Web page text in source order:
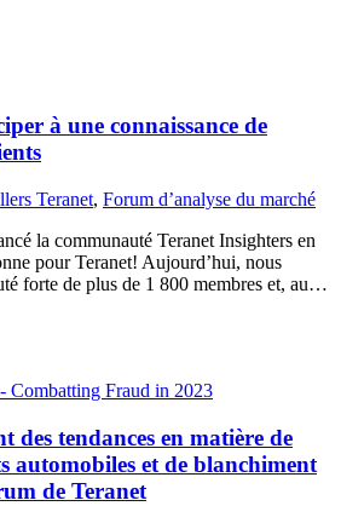
à une connaissance de
Teranet, Forum d’analyse du marché
la communauté Teranet Insighters en
pour Teranet! Aujourd’hui, nous
forte de plus de 1 800 membres et, au…
des tendances en matière de
automobiles et de blanchiment
de Teranet